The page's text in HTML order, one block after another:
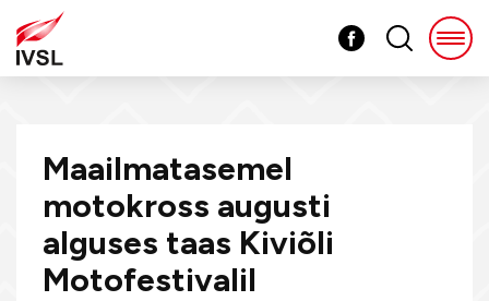
Maailmatasemel
motokross augusti
alguses taas Kiviõli
Motofestivalil